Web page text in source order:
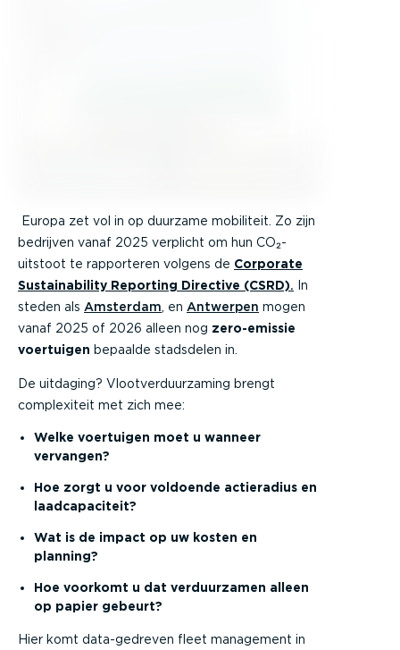
Europa zet vol in op duurzame mobiliteit. Zo zijn
bedrijven vanaf 2025 verplicht om hun CO₂-
uitstoot te rapporteren volgens de Corporate
Sustainability Reporting Directive (CSRD). In
steden als Amsterdam, en Antwerpen mogen
vanaf 2025 of 2026 alleen nog zero-emissie
voertuigen bepaalde stadsdelen in.
De uitdaging? Vlootverduurzaming brengt
complexiteit met zich mee:
Welke voertuigen moet u wanneer
vervangen?
Hoe zorgt u voor voldoende actieradius en
laadcapaciteit?
Wat is de impact op uw kosten en
planning?
Hoe voorkomt u dat verduurzamen alleen
op papier gebeurt?
Hier komt data-gedreven fleet management in